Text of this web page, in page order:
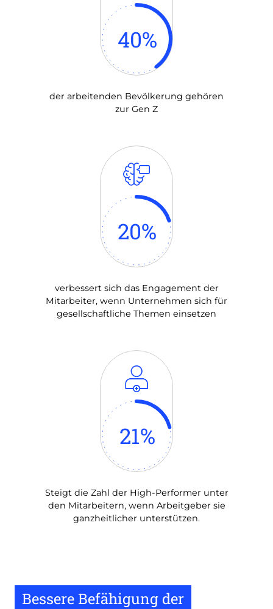
40%
der arbeitenden Bevölkerung gehören
zur Gen Z
20%
verbessert sich das Engagement der
Mitarbeiter, wenn Unternehmen sich für
gesellschaftliche Themen einsetzen
21%
Steigt die Zahl der High-Performer unter
den Mitarbeitern, wenn Arbeitgeber sie
ganzheitlicher unterstützen.
Bessere Befähigung der